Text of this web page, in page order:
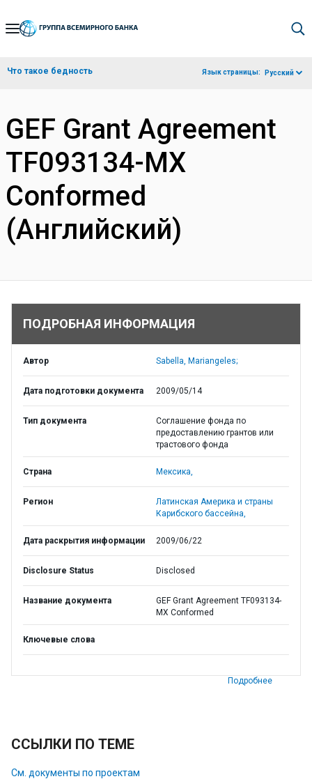
Skip
Navigation
Что такое бедность Язык страницы: Русский
GEF Grant Agreement
TF093134-MX
Conformed
(Английский)
ПОДРОБНАЯ ИНФОРМАЦИЯ
Автор Sabella, Mariangeles;
Дата подготовки документа 2009/05/14
Тип документа
Соглашение фонда по
предоставлению грантов или
трастового фонда
Страна Мексика,
Регион
Латинская Америка и страны
Карибского бассейна,
Дата раскрытия информации 2009/06/22
Disclosure Status Disclosed
Название документа
GEF Grant Agreement TF093134-
MX Conformed
Ключевые слова
Подробнее
ССЫЛКИ ПО ТЕМЕ
См. документы по проектам